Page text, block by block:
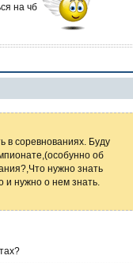
на чб
в соревнованиях. Буду
об
нужно знать
и нужно о нем знать.